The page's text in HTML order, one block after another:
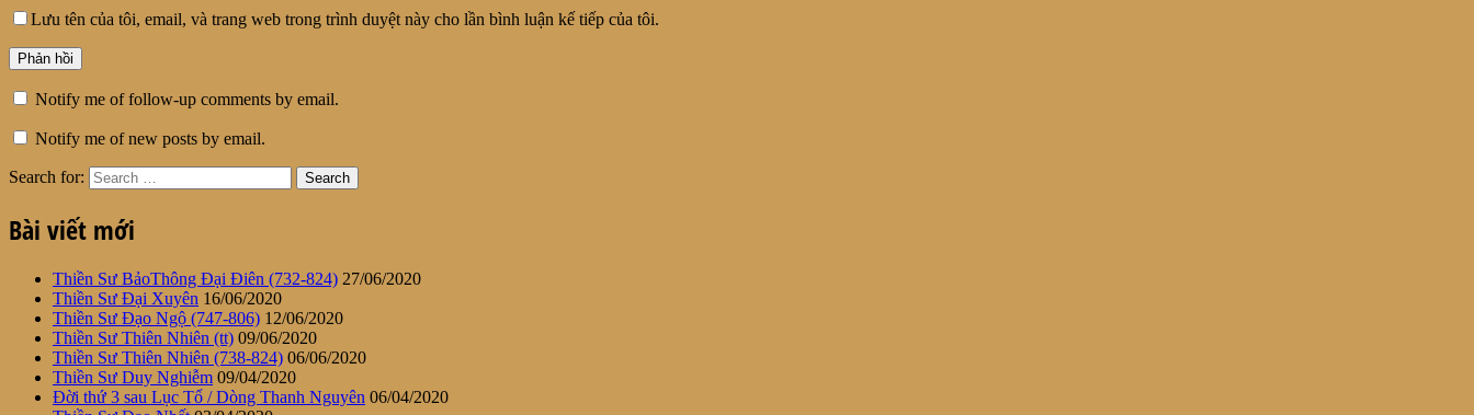
Lưu tên của tôi, email, và trang web trong trình duyệt này cho lần bình luận kế tiếp của tôi.
Notify me of follow-up comments by email.
Notify me of new posts by email.
Search for:
Bài viết mới
Thiền Sư BảoThông Đại Điên (732-824) 27/06/2020
Thiền Sư Đại Xuyên 16/06/2020
Thiền Sư Đạo Ngộ (747-806) 12/06/2020
Thiền Sư Thiên Nhiên (tt) 09/06/2020
Thiền Sư Thiên Nhiên (738-824) 06/06/2020
Thiền Sư Duy Nghiễm 09/04/2020
Đời thứ 3 sau Lục Tổ / Dòng Thanh Nguyên 06/04/2020